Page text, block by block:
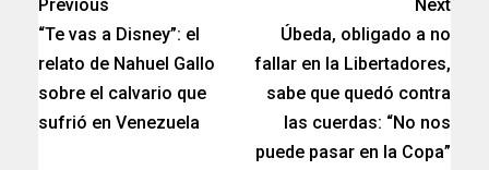
Previous
“Te vas a Disney”: el
relato de Nahuel Gallo
sobre el calvario que
sufrió en Venezuela
Next
Úbeda, obligado a no
fallar en la Libertadores,
sabe que quedó contra
las cuerdas: “No nos
puede pasar en la Copa”